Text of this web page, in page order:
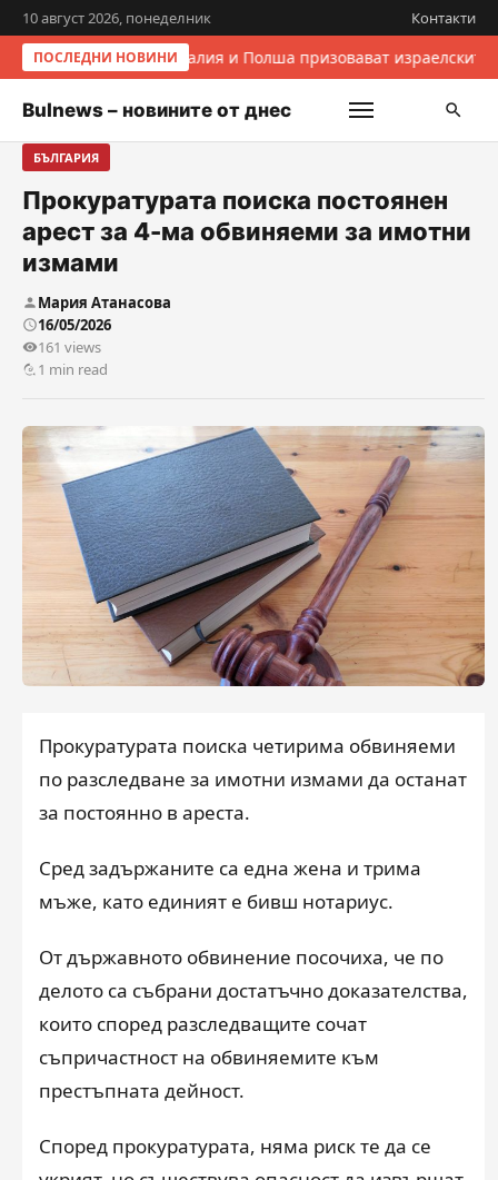
10 август 2026, понеделник Контакти
ПОСЛЕДНИ НОВИНИИталия и Полша призовават
Bulnews – новините от днес
БЪЛГАРИЯ
Прокуратурата поиска постоянен
арест за 4-ма обвиняеми за имотни
измами
Мария Атанасова
16/05/2026
161 views
1 min read
Прокуратурата поиска четирима обвиняеми
по разследване за имотни измами да останат
за постоянно в ареста.
Сред задържаните са една жена и трима
мъже, като единият е бивш нотариус.
От държавното обвинение посочиха, че по
делото са събрани достатъчно доказателства,
които според разследващите сочат
съпричастност на обвиняемите към
престъпната дейност.
Според прокуратурата, няма риск те да се